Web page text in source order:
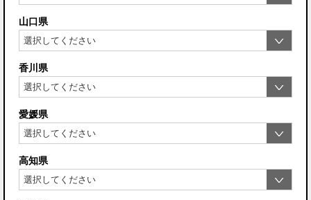
山口県
香川県
愛媛県
高知県